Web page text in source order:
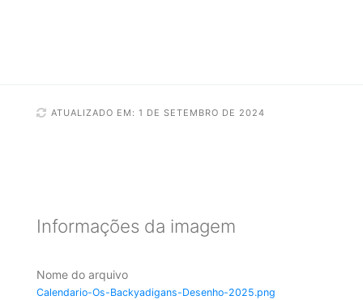
ATUALIZADO EM: 1 DE SETEMBRO DE 2024
Informações da imagem
Nome do arquivo
Calendario-Os-Backyadigans-Desenho-2025.png